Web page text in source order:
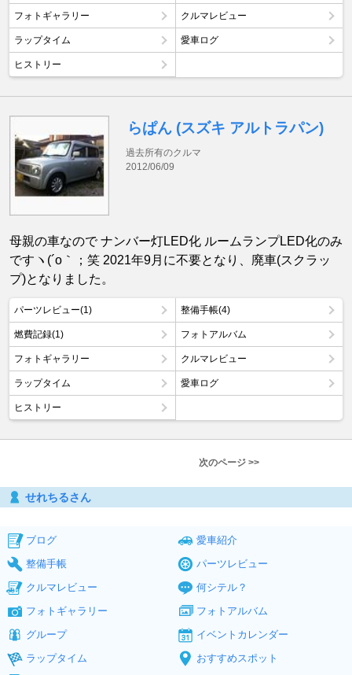
フォトギャラリー クルマレビュー
ラップタイム 愛車ログ
ヒストリー
らぱん (スズキ アルトラパン)
過去所有のクルマ
2012/06/09
母親の車なので ナンバー灯LED化 ルームランプLED化のみ
ですヽ(´o｀；笑 2021年9月に不要となり、廃車(スクラッ
プ)となりました。
パーツレビュー(1) 整備手帳(4)
燃費記録(1) フォトアルバム
フォトギャラリー クルマレビュー
ラップタイム 愛車ログ
ヒストリー
次のページ >>
せれちるさん
ブログ
愛車紹介
整備手帳
パーツレビュー
クルマレビュー
何シテル？
フォトギャラリー
フォトアルバム
グループ
イベントカレンダー
ラップタイム
おすすめスポット